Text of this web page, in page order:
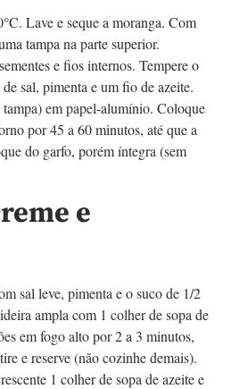
Lave e seque a moranga. Com
tampa na parte superior.
e fios internos. Tempere o
sal, pimenta e um fio de azeite.
em papel-alumínio. Coloque
por 45 a 60 minutos, até que a
do garfo, porém íntegra (sem
e
sal leve, pimenta e o suco de 1/2
ampla com 1 colher de sopa de
em fogo alto por 2 a 3 minutos,
e reserve (não cozinhe demais).
1 colher de sopa de azeite e